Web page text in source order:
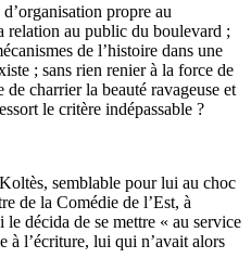
propre au
relation au public du boulevard ;
de l’histoire dans une
; sans rien renier à la force de
charrier la beauté ravageuse et
le critère indépassable ?
semblable pour lui au choc
de la Comédie de l’Est, à
décida de se mettre « au service
à l’écriture, lui qui n’avait alors